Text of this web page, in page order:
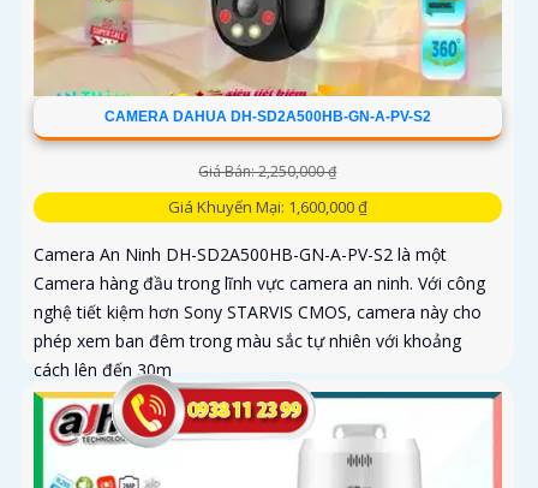
CAMERA DAHUA DH-SD2A500HB-GN-A-PV-S2
Giá Bán: 2,250,000 ₫
Giá Khuyến Mại: 1,600,000 ₫
Camera An Ninh DH-SD2A500HB-GN-A-PV-S2 là một
Camera hàng đầu trong lĩnh vực camera an ninh. Với công
nghệ tiết kiệm hơn Sony STARVIS CMOS, camera này cho
phép xem ban đêm trong màu sắc tự nhiên với khoảng
cách lên đến 30m